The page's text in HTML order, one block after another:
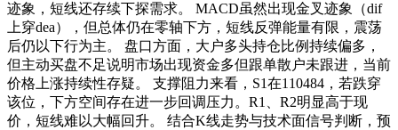
迹象，短线还存续下探需求。 MACD虽然出现金叉迹象（dif
上穿dea），但总体仍在零轴下方，短线反弹能量有限，震荡
后仍以下行为主。 盘口方面，大户多头持仓比例持续偏多，
但主动买盘不足说明市场出现资金多但跟单散户未跟进，当前
价格上涨持续性存疑。 支撑阻力来看，S1在110484，若跌穿
该位，下方空间存在进一步回调压力。R1、R2明显高于现
价，短线难以大幅回升。 结合K线走势与技术面信号判断，预